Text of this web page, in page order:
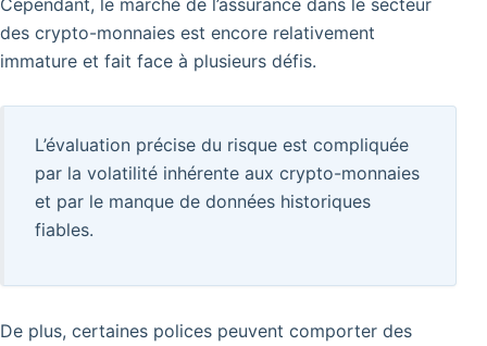
des crypto-monnaies est encore relativement
immature et fait face à plusieurs défis.
L’évaluation précise du risque est compliquée
par la volatilité inhérente aux crypto-monnaies
et par le manque de données historiques
fiables.
De plus, certaines polices peuvent comporter des